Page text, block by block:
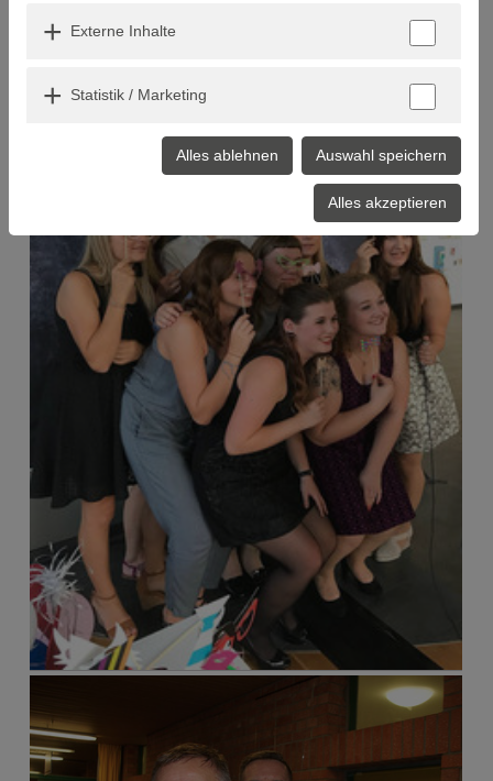
Externe Inhalte
Statistik / Marketing
Alles ablehnen Auswahl speichern
Alles akzeptieren